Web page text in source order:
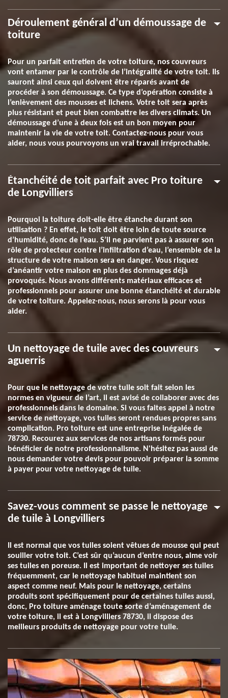
Déroulement général d’un démoussage de
toiture
Pour un parfait entretien de votre toiture, nos couvreurs
vont entamer par le contrôle de l’intégralité de votre toit. Ils
sauront ainsi ceux qui doivent être réparés avant de
procéder à son démoussage. Ce type d’opération consiste à
l’enlèvement des mousses et lichens. Votre toit sera après
plus résistant et peut bien combattre les divers climats. Un
démoussage d’une à deux fois est un bon moyen pour
maintenir la vie de votre toit. Contactez-nous pour vous
aider, nous vous pourvoyons un vrai travail irréprochable.
Étanchéité de toit parfait avec Pro toiture
de Longvilliers
Pourquoi la toiture doit-elle être étanche durant son
utilisation ? En effet, le toit doit être loin de toute source
d’humidité, donc de l’eau. S’il ne parvient pas à assurer son
rôle de protecteur contre l’infiltration d’eau, l’ensemble de la
structure de votre maison sera en danger. Vous risquez
d’anéantir votre maison en plus des dommages déjà
provoqués. Nous avons différents matériaux efficaces et
professionnels pour assurer une bonne étanchéité et durable
de votre toiture. Appelez-nous, nous serons là pour vous
aider.
Un nettoyage de tuile avec des couvreurs
aguerris
Pour que le nettoyage de votre tuile soit fait selon les
normes en vigueur de l’art, il est avisé de collaborer avec des
professionnels dans le domaine. Si vous faites appel à notre
service de nettoyage, vos tuiles seront rendues propres sans
complication. Pro toiture est une entreprise inégalée de
78730. Recourez aux services de nos artisans formés pour
bénéficier de notre professionnalisme. N'hésitez pas aussi de
nous demander votre devis pour pouvoir préparer la somme
à payer pour votre nettoyage de tuile.
Savez-vous comment se passe le nettoyage
de tuile à Longvilliers
Il est normal que vos tuiles soient vêtues de mousse qui peut
souiller votre toit. C’est sûr qu’aucun d’entre nous, aime voir
ses tuiles en poreuse. Il est important de nettoyer ses tuiles
fréquemment, car le nettoyage habituel maintient son
aspect comme neuf. Mais pour le nettoyage, certains
produits sont spécifiquement pour de certaines tuiles aussi,
donc, Pro toiture aménage toute sorte d’aménagement de
votre toiture, il est à Longvilliers 78730, il dispose des
meilleurs produits de nettoyage pour votre tuile.